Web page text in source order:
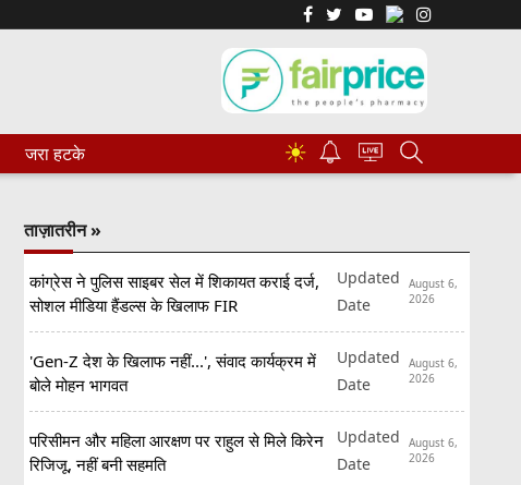
जरा हटके ☀
ताज़ातरीन »
कांग्रेस ने पुलिस साइबर सेल में शिकायत कराई दर्ज,
सोशल मीडिया हैंडल्स के खिलाफ FIR
Updated
Date
August 6,
2026
'Gen-Z देश के खिलाफ नहीं...', संवाद कार्यक्रम में
बोले मोहन भागवत
Updated
Date
August 6,
2026
परिसीमन और महिला आरक्षण पर राहुल से मिले किरेन
रिजिजू, नहीं बनी सहमति
Updated
Date
August 6,
2026